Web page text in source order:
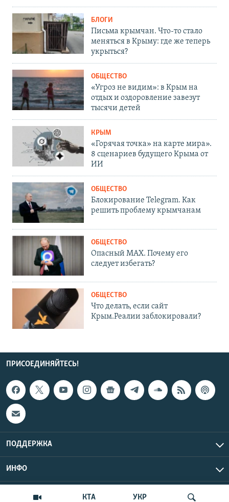
КТА УКР
БЛОГИ
Письма крымчан. Что-то стало
меняться в Крыму: где же теперь
укрыться?
ОБЩЕСТВО
«Угроз не видим»: в Крым на
отдых и оздоровление завезут
тысячи детей
КРЫМ
«Горячая точка» на карте мира».
8 сценариев будущего Крыма от
ИИ
ОБЩЕСТВО
Блокирование Telegram. Как
решить проблему крымчанам
ОБЩЕСТВО
Опасный MAX. Почему его
следует избегать?
ОБЩЕСТВО
Что делать, если сайт
Крым.Реалии заблокировали?
ПРИСОЕДИНЯЙТЕСЬ!
ПОДДЕРЖКА
ИНФО
Copyright Крым.Реалии, 2026 | Все права защищены.
UTC+3